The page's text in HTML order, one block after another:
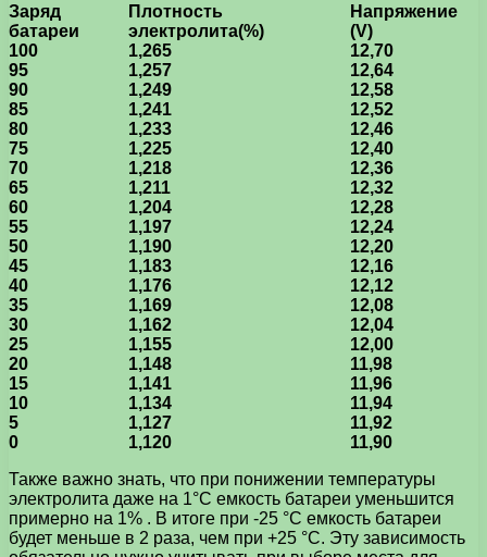
Заряд
батареи
Плотность
электролита(%)
Напряжение
(V)
100
1,265
12,70
95
1,257
12,64
90
1,249
12,58
85
1,241
12,52
80
1,233
12,46
75
1,225
12,40
70
1,218
12,36
65
1,211
12,32
60
1,204
12,28
55
1,197
12,24
50
1,190
12,20
45
1,183
12,16
40
1,176
12,12
35
1,169
12,08
30
1,162
12,04
25
1,155
12,00
20
1,148
11,98
15
1,141
11,96
10
1,134
11,94
5
1,127
11,92
0
1,120
11,90
Также важно знать, что при понижении температуры
электролита даже на 1°С емкость батареи уменьшится
примерно на 1% . В итоге при -25 °С емкость батареи
будет меньше в 2 раза, чем при +25 °С. Эту зависимость